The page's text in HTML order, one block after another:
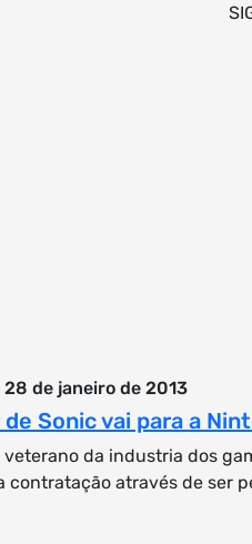
28 de janeiro de 2013
Sonic vai para a
da industria dos
através de ser